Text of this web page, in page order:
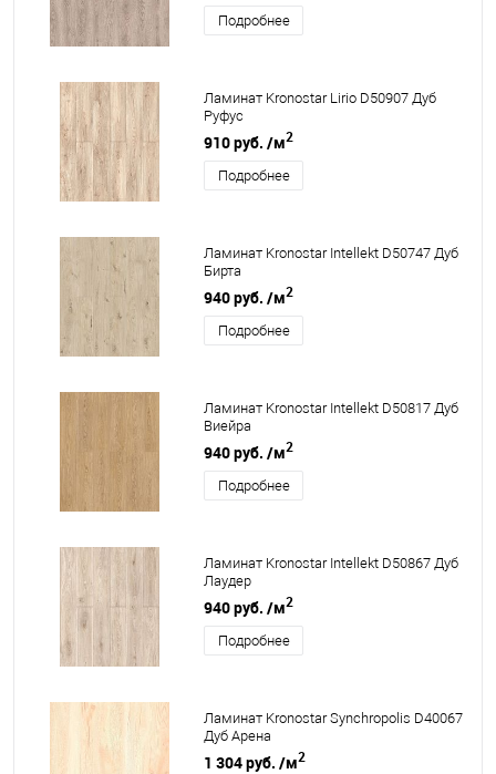
Подробнее
Ламинат Kronostar Lirio D50907 Дуб
Руфус
910 руб. /м2
Подробнее
Ламинат Kronostar Intellekt D50747 Дуб
Бирта
940 руб. /м2
Подробнее
Ламинат Kronostar Intellekt D50817 Дуб
Виейра
940 руб. /м2
Подробнее
Ламинат Kronostar Intellekt D50867 Дуб
Лаудер
940 руб. /м2
Подробнее
Ламинат Kronostar Synchropolis D40067
Дуб Арена
1 304 руб. /м2